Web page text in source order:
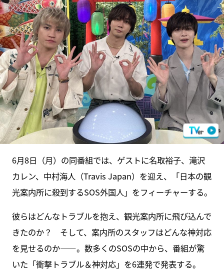
6月8日（月）の同番組では、ゲストに名取裕子、滝沢
カレン、中村海人（Travis Japan）を迎え、「日本の観
光案内所に殺到するSOS外国人」をフィーチャーする。
彼らはどんなトラブルを抱え、観光案内所に飛び込んで
きたのか？ そして、案内所のスタッフはどんな神対応
を見せるのか――。数多くのSOSの中から、番組が驚
いた「衝撃トラブル＆神対応」を6連発で発表する。